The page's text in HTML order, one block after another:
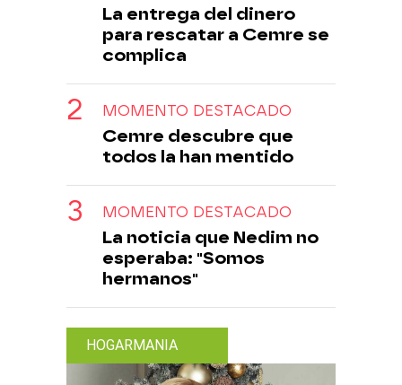
La entrega del dinero
para rescatar a Cemre se
complica
MOMENTO DESTACADO
Cemre descubre que
todos la han mentido
MOMENTO DESTACADO
La noticia que Nedim no
esperaba: "Somos
hermanos"
HOGARMANIA